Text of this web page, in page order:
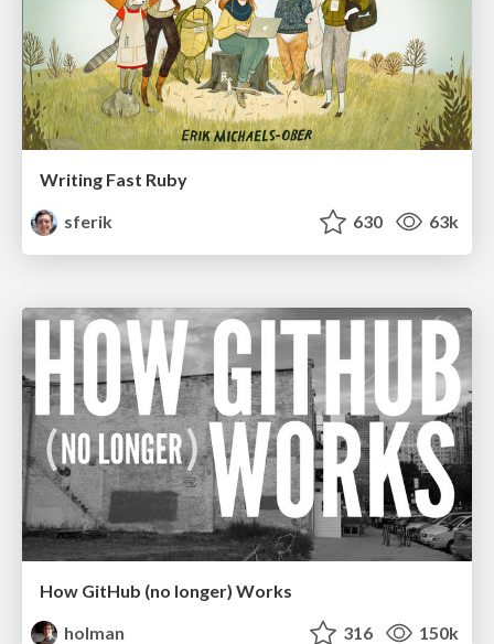
Writing Fast Ruby
sferik
630 63k
How GitHub (no longer) Works
holman
316 150k